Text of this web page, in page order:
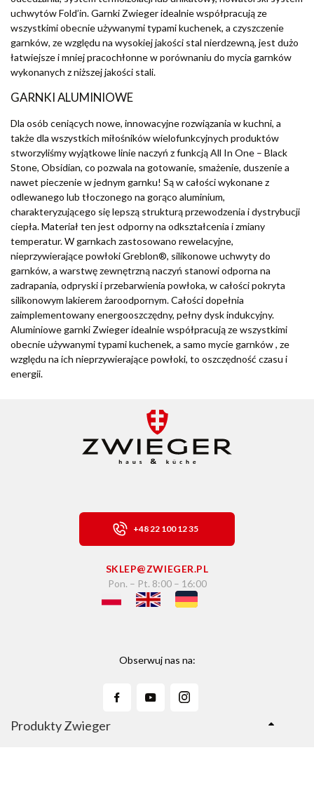
uchwytów Fold’in. Garnki Zwieger idealnie współpracują ze
wszystkimi obecnie używanymi typami kuchenek, a czyszczenie
garnków, ze względu na wysokiej jakości stal nierdzewną, jest dużo
łatwiejsze i mniej pracochłonne w porównaniu do mycia garnków
wykonanych z niższej jakości stali.
GARNKI ALUMINIOWE
Dla osób ceniących nowe, innowacyjne rozwiązania w kuchni, a
także dla wszystkich miłośników wielofunkcyjnych produktów
stworzyliśmy wyjątkowe linie naczyń z funkcją All In One – Black
Stone, Obsidian, co pozwala na gotowanie, smażenie, duszenie a
nawet pieczenie w jednym garnku! Są w całości wykonane z
odlewanego lub tłoczonego na gorąco aluminium,
charakteryzującego się lepszą strukturą przewodzenia i dystrybucji
ciepła. Materiał ten jest odporny na odkształcenia i zmiany
temperatur. W garnkach zastosowano rewelacyjne,
nieprzywierające powłoki Greblon®, silikonowe uchwyty do
garnków, a warstwę zewnętrzną naczyń stanowi odporna na
zadrapania, odpryski i przebarwienia powłoka, w całości pokryta
silikonowym lakierem żaroodpornym. Całości dopełnia
zaimplementowany energooszczędny, pełny dysk indukcyjny.
Aluminiowe garnki Zwieger idealnie współpracują ze wszystkimi
obecnie używanymi typami kuchenek, a samo mycie garnków , ze
względu na ich nieprzywierające powłoki, to oszczędność czasu i
energii.
+48 22 100 12 35
SKLEP@ZWIEGER.PL
Pon. – Pt. 8:00 – 16:00
Obserwuj nas na:
Produkty Zwieger